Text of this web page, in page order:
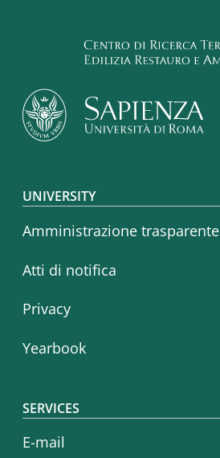
Footer menu
UNIVERSITY
Amministrazione trasparente
Atti di notifica
Privacy
Yearbook
SERVICES
E-mail